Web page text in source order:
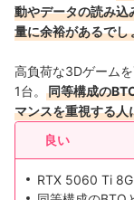
動やデータの読み込
量に余裕があるでし
高負荷な3Dゲーム
1台。
同等構成の
マンスを重視する人
良い
RTX 5060 Ti